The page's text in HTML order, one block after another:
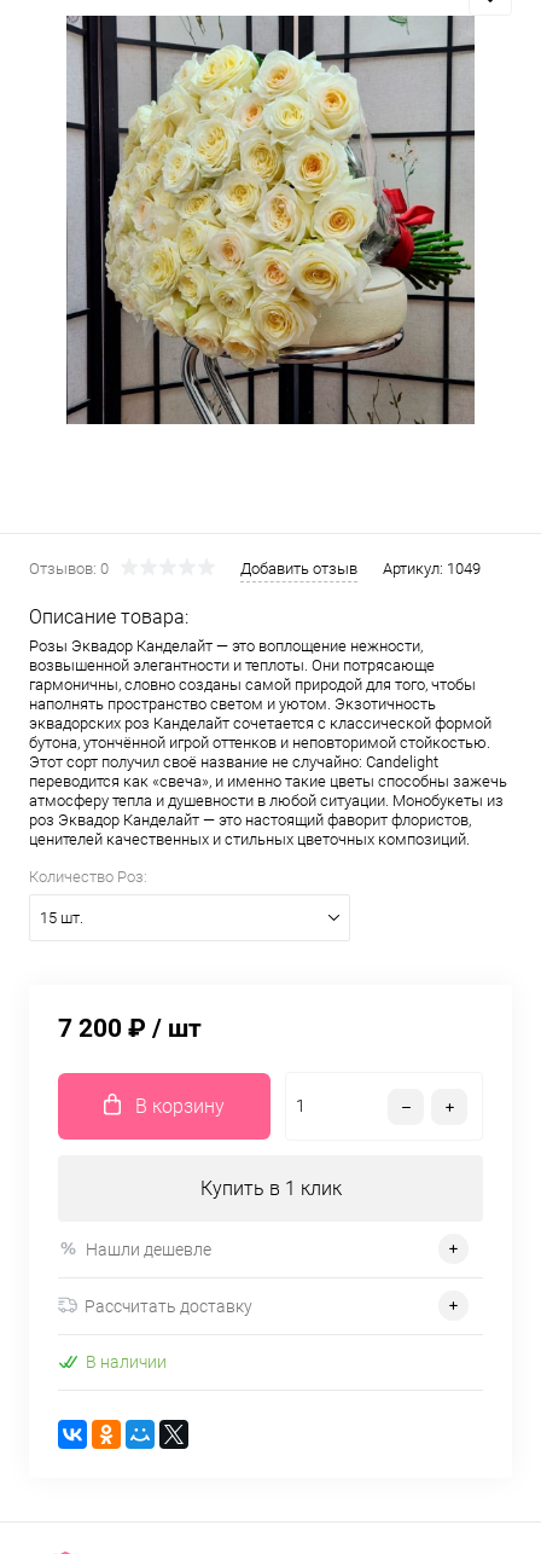
Отзывов: 0 Добавить отзыв Артикул: 1049
Описание товара:
Розы Эквадор Канделайт — это воплощение нежности,
возвышенной элегантности и теплоты. Они потрясающе
гармоничны, словно созданы самой природой для того, чтобы
наполнять пространство светом и уютом. Экзотичность
эквадорских роз Канделайт сочетается с классической формой
бутона, утончённой игрой оттенков и неповторимой стойкостью.
Этот сорт получил своё название не случайно: Candelight
переводится как «свеча», и именно такие цветы способны зажечь
атмосферу тепла и душевности в любой ситуации. Монобукеты из
роз Эквадор Канделайт — это настоящий фаворит флористов,
ценителей качественных и стильных цветочных композиций.
Количество Роз:
15 шт.
7 200 ₽ / шт
В корзину
Купить в 1 клик
Нашли дешевле
Рассчитать доставку
В наличии